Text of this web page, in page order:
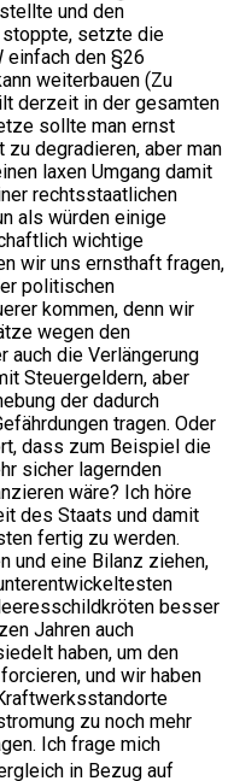
und den
setzte die
einfach den §26
weiterbauen (Zu
derzeit in der gesamten
sollte man ernst
degradieren, aber man
laxen Umgang damit
rechtsstaatlichen
als würden einige
wichtige
wir uns ernsthaft fragen,
politischen
kommen, denn wir
wegen den
auch die Verlängerung
Steuergeldern, aber
der dadurch
tragen. Oder
dass zum Beispiel die
sicher lagernden
wäre? Ich höre
des Staats und damit
fertig zu werden.
und eine Bilanz ziehen,
besser
Jahren auch
haben, um den
und wir haben
zu noch mehr
Ich frage mich
in Bezug auf